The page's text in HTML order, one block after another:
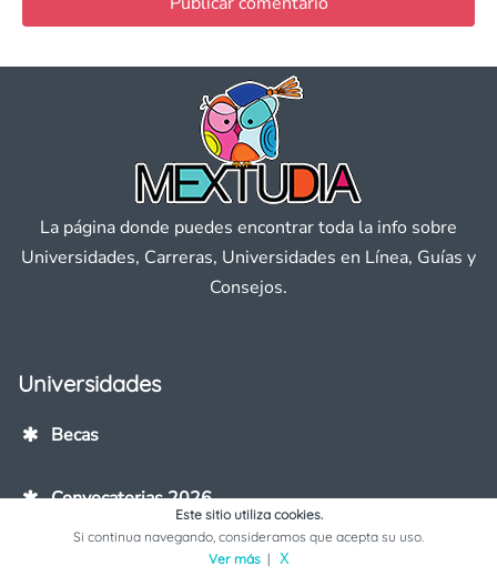
La página donde puedes encontrar toda la info sobre
Universidades, Carreras, Universidades en Línea, Guías y
Consejos.
Universidades
Becas
Convocatorias 2026
Este sitio utiliza cookies.
Si continua navegando, consideramos que acepta su uso.
Ver más| X